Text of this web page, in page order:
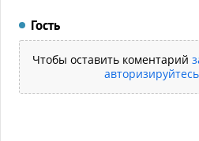
Гость
Чтобы оставить коментарий
авторизируйтесь